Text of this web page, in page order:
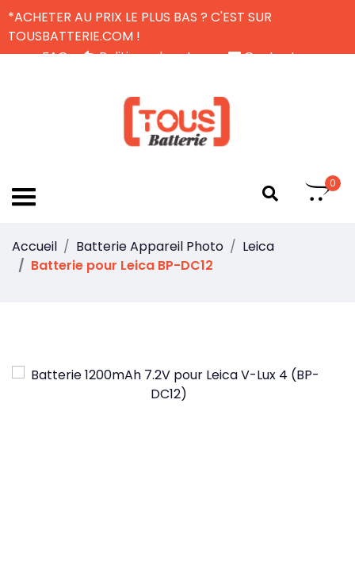
*ACHETER AU PRIX LE PLUS BAS ? C'EST SUR
TOUSBATTERIE.COM !
FAQ
Politique de retour
Contactez-nous
0
Accueil Batterie Appareil Photo
Leica
Batterie pour Leica BP-DC12